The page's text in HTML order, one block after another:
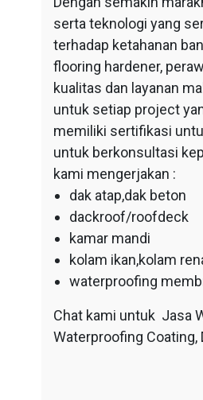
serta teknologi yang
terhadap ketahanan
flooring hardener,
kualitas dan layanan
untuk setiap project
memiliki sertifikasi
untuk berkonsultasi
kami mengerjakan :
dak atap,dak beton
dackroof/roofdeck
kamar mandi
kolam ikan,kolam
waterproofing
Chat kami untuk Jasa
Waterproofing